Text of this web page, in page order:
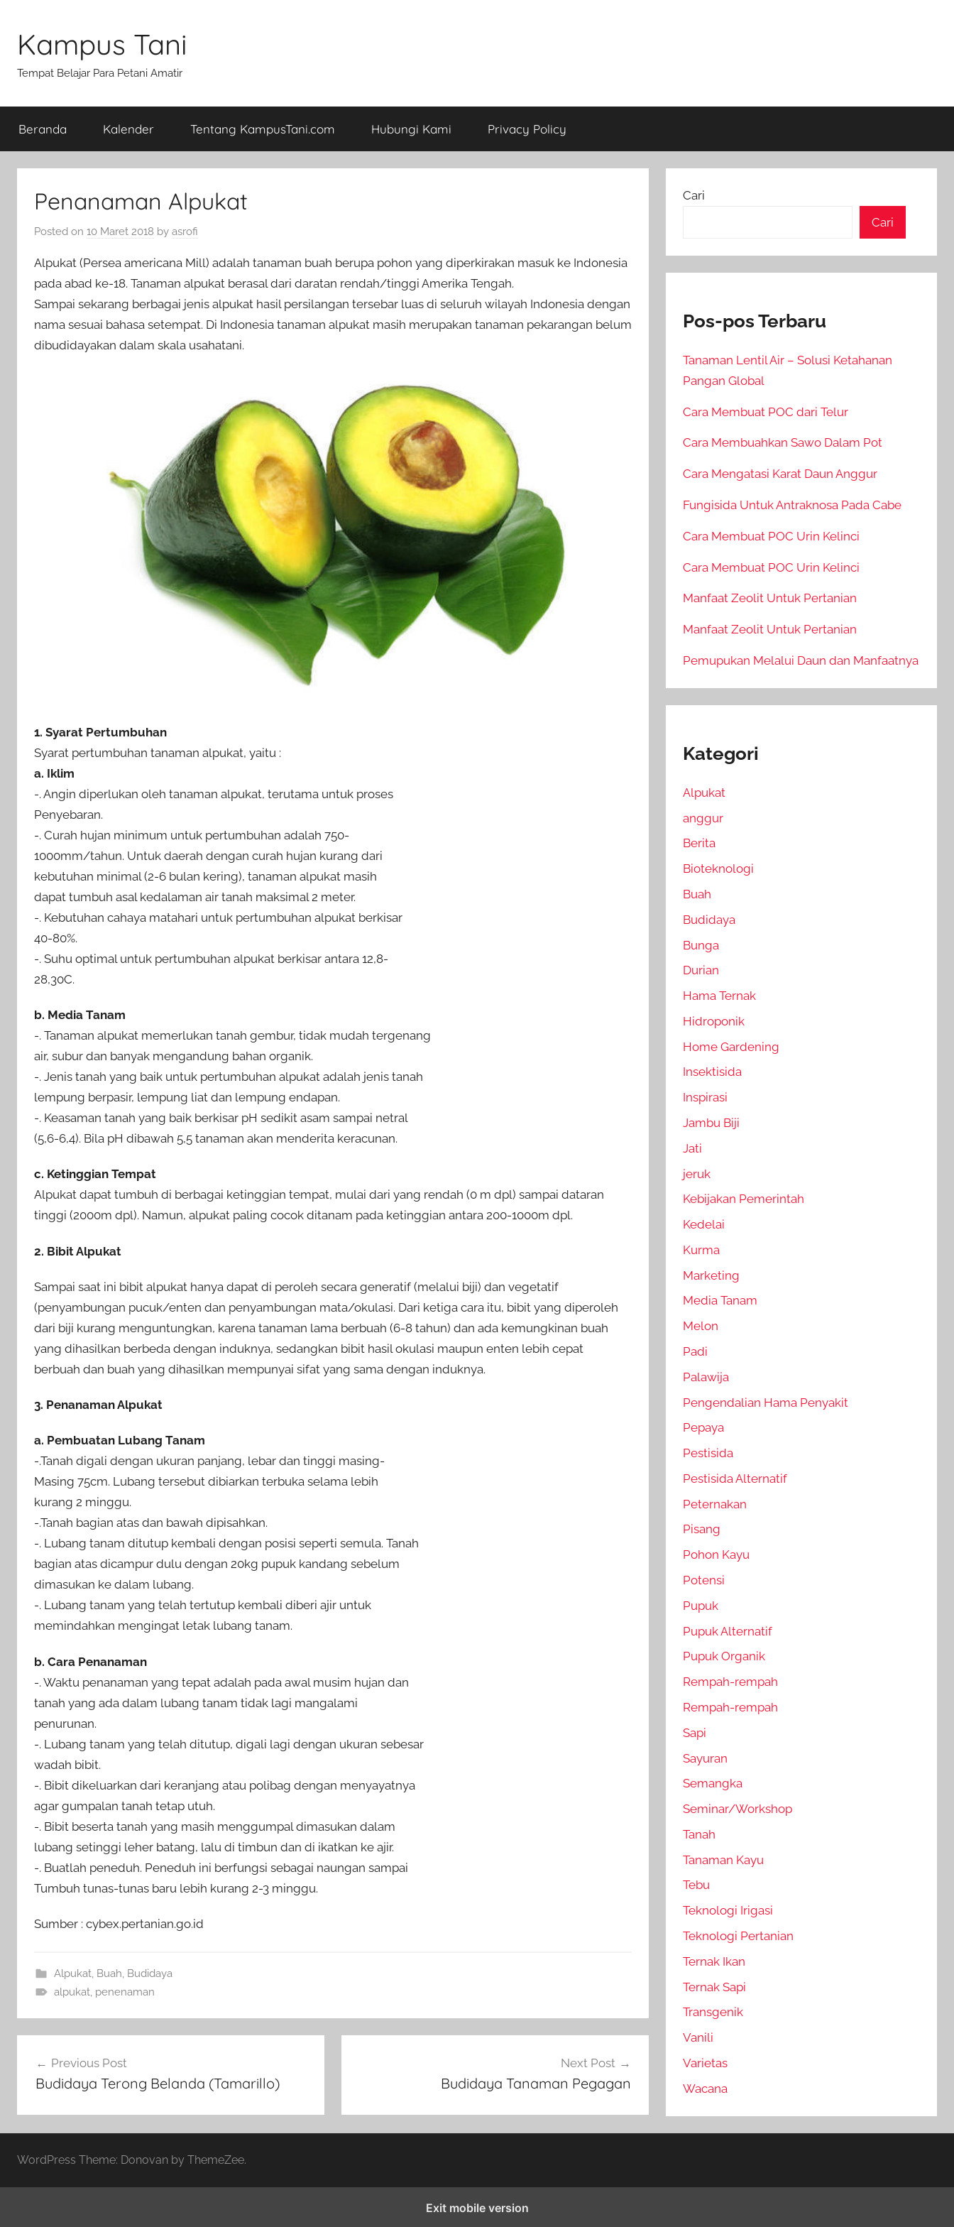
content
Kampus Tani
Tempat Belajar Para Petani Amatir
Beranda Kalender Tentang KampusTani.com Hubungi Kami Privacy Policy
Penanaman Alpukat
Posted on 10 Maret 2018 by asrofi
Alpukat (Persea americana Mill) adalah tanaman buah berupa pohon yang diperkirakan masuk ke Indonesia
pada abad ke-18. Tanaman alpukat berasal dari daratan rendah/tinggi Amerika Tengah.
Sampai sekarang berbagai jenis alpukat hasil persilangan tersebar luas di seluruh wilayah Indonesia dengan
nama sesuai bahasa setempat. Di Indonesia tanaman alpukat masih merupakan tanaman pekarangan belum
dibudidayakan dalam skala usahatani.
1. Syarat Pertumbuhan
Syarat pertumbuhan tanaman alpukat, yaitu :
a. Iklim
-. Angin diperlukan oleh tanaman alpukat, terutama untuk proses
Penyebaran.
-. Curah hujan minimum untuk pertumbuhan adalah 750-
1000mm/tahun. Untuk daerah dengan curah hujan kurang dari
kebutuhan minimal (2-6 bulan kering), tanaman alpukat masih
dapat tumbuh asal kedalaman air tanah maksimal 2 meter.
-. Kebutuhan cahaya matahari untuk pertumbuhan alpukat berkisar
40-80%.
-. Suhu optimal untuk pertumbuhan alpukat berkisar antara 12,8-
28,30C.
b. Media Tanam
-. Tanaman alpukat memerlukan tanah gembur, tidak mudah tergenang
air, subur dan banyak mengandung bahan organik.
-. Jenis tanah yang baik untuk pertumbuhan alpukat adalah jenis tanah
lempung berpasir, lempung liat dan lempung endapan.
-. Keasaman tanah yang baik berkisar pH sedikit asam sampai netral
(5,6-6,4). Bila pH dibawah 5,5 tanaman akan menderita keracunan.
c. Ketinggian Tempat
Alpukat dapat tumbuh di berbagai ketinggian tempat, mulai dari yang rendah (0 m dpl) sampai dataran
tinggi (2000m dpl). Namun, alpukat paling cocok ditanam pada ketinggian antara 200-1000m dpl.
2. Bibit Alpukat
Sampai saat ini bibit alpukat hanya dapat di peroleh secara generatif (melalui biji) dan vegetatif
(penyambungan pucuk/enten dan penyambungan mata/okulasi. Dari ketiga cara itu, bibit yang diperoleh
dari biji kurang menguntungkan, karena tanaman lama berbuah (6-8 tahun) dan ada kemungkinan buah
yang dihasilkan berbeda dengan induknya, sedangkan bibit hasil okulasi maupun enten lebih cepat
berbuah dan buah yang dihasilkan mempunyai sifat yang sama dengan induknya.
3. Penanaman Alpukat
a. Pembuatan Lubang Tanam
-.Tanah digali dengan ukuran panjang, lebar dan tinggi masing-
Masing 75cm. Lubang tersebut dibiarkan terbuka selama lebih
kurang 2 minggu.
-.Tanah bagian atas dan bawah dipisahkan.
-. Lubang tanam ditutup kembali dengan posisi seperti semula. Tanah
bagian atas dicampur dulu dengan 20kg pupuk kandang sebelum
dimasukan ke dalam lubang.
-. Lubang tanam yang telah tertutup kembali diberi ajir untuk
memindahkan mengingat letak lubang tanam.
b. Cara Penanaman
-. Waktu penanaman yang tepat adalah pada awal musim hujan dan
tanah yang ada dalam lubang tanam tidak lagi mangalami
penurunan.
-. Lubang tanam yang telah ditutup, digali lagi dengan ukuran sebesar
wadah bibit.
-. Bibit dikeluarkan dari keranjang atau polibag dengan menyayatnya
agar gumpalan tanah tetap utuh.
-. Bibit beserta tanah yang masih menggumpal dimasukan dalam
lubang setinggi leher batang, lalu di timbun dan di ikatkan ke ajir.
-. Buatlah peneduh. Peneduh ini berfungsi sebagai naungan sampai
Tumbuh tunas-tunas baru lebih kurang 2-3 minggu.
Sumber : cybex.pertanian.go.id
Alpukat, Buah, Budidaya
alpukat, penenaman
pos Previous Post
Budidaya Terong Belanda (Tamarillo)
Next Post
Budidaya Tanaman Pegagan
Cari
Cari
Pos-pos Terbaru
Tanaman Lentil Air – Solusi Ketahanan
Pangan Global
Cara Membuat POC dari Telur
Cara Membuahkan Sawo Dalam Pot
Cara Mengatasi Karat Daun Anggur
Fungisida Untuk Antraknosa Pada Cabe
Cara Membuat POC Urin Kelinci
Cara Membuat POC Urin Kelinci
Manfaat Zeolit Untuk Pertanian
Manfaat Zeolit Untuk Pertanian
Pemupukan Melalui Daun dan Manfaatnya
Kategori
Alpukat
anggur
Berita
Bioteknologi
Buah
Budidaya
Bunga
Durian
Hama Ternak
Hidroponik
Home Gardening
Insektisida
Inspirasi
Jambu Biji
Jati
jeruk
Kebijakan Pemerintah
Kedelai
Kurma
Marketing
Media Tanam
Melon
Padi
Palawija
Pengendalian Hama Penyakit
Pepaya
Pestisida
Pestisida Alternatif
Peternakan
Pisang
Pohon Kayu
Potensi
Pupuk
Pupuk Alternatif
Pupuk Organik
Rempah-rempah
Rempah-rempah
Sapi
Sayuran
Semangka
Seminar/Workshop
Tanah
Tanaman Kayu
Tebu
Teknologi Irigasi
Teknologi Pertanian
Ternak Ikan
Ternak Sapi
Transgenik
Vanili
Varietas
Wacana
WordPress Theme: Donovan by ThemeZee.
Exit mobile version